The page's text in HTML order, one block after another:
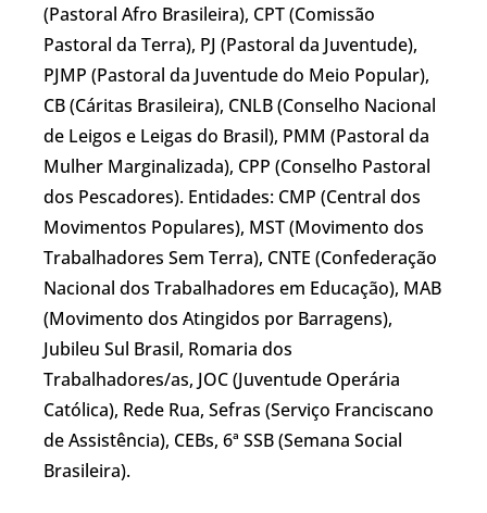
(Pastoral Afro Brasileira), CPT (Comissão
Pastoral da Terra), PJ (Pastoral da Juventude),
PJMP (Pastoral da Juventude do Meio Popular),
CB (Cáritas Brasileira), CNLB (Conselho Nacional
de Leigos e Leigas do Brasil), PMM (Pastoral da
Mulher Marginalizada), CPP (Conselho Pastoral
dos Pescadores). Entidades: CMP (Central dos
Movimentos Populares), MST (Movimento dos
Trabalhadores Sem Terra), CNTE (Confederação
Nacional dos Trabalhadores em Educação), MAB
(Movimento dos Atingidos por Barragens),
Jubileu Sul Brasil, Romaria dos
Trabalhadores/as, JOC (Juventude Operária
Católica), Rede Rua, Sefras (Serviço Franciscano
de Assistência), CEBs, 6ª SSB (Semana Social
Brasileira).